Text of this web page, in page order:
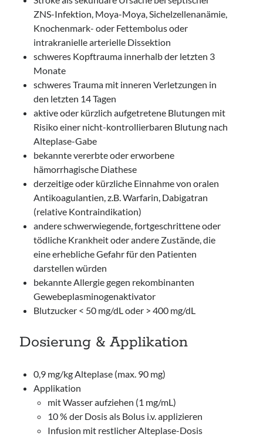
ZNS-Infektion, Moya-Moya, Sichelzellenanämie,
Knochenmark- oder Fettembolus oder
intrakranielle arterielle Dissektion
schweres Kopftrauma innerhalb der letzten 3
Monate
schweres Trauma mit inneren Verletzungen in
den letzten 14 Tagen
aktive oder kürzlich aufgetretene Blutungen mit
Risiko einer nicht-kontrollierbaren Blutung nach
Alteplase-Gabe
bekannte vererbte oder erworbene
hämorrhagische Diathese
derzeitige oder kürzliche Einnahme von oralen
Antikoagulantien, z.B. Warfarin, Dabigatran
(relative Kontraindikation)
andere schwerwiegende, fortgeschrittene oder
tödliche Krankheit oder andere Zustände, die
eine erhebliche Gefahr für den Patienten
darstellen würden
bekannte Allergie gegen rekombinanten
Gewebeplasminogenaktivator
Blutzucker < 50 mg/dL oder > 400 mg/dL
Dosierung & Applikation
0,9 mg/kg Alteplase (max. 90 mg)
Applikation
mit Wasser aufziehen (1 mg/mL)
10 % der Dosis als Bolus i.v. applizieren
Infusion mit restlicher Alteplase-Dosis